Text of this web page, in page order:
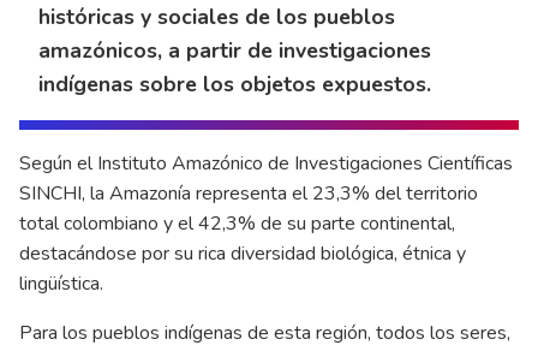
históricas y sociales de los pueblos
amazónicos, a partir de investigaciones
indígenas sobre los objetos expuestos.
Según el Instituto Amazónico de Investigaciones Científicas
SINCHI, la Amazonía representa el 23,3% del territorio
total colombiano y el 42,3% de su parte continental,
destacándose por su rica diversidad biológica, étnica y
lingüística.
Para los pueblos indígenas de esta región, todos los seres,